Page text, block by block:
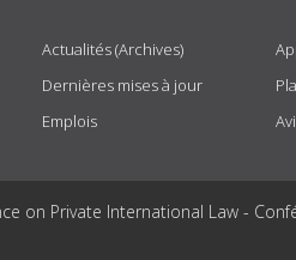
Actualités (Archives)
Dernières mises à jour
Emplois
on Private International Law -